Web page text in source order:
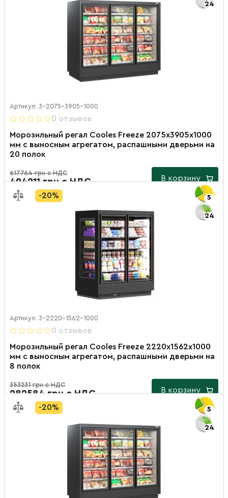
24
Артикул: 3-2075-3905-1000
0 отзывов
Морозильный регал Cooles Freeze 2075х3905х1000
мм с выносным агрегатом, распашными дверьми на
20 полок
617764 грн с НДС
494211 грн с НДС В корзину
5
24
-20%
Артикул: 3-2220-1562-1000
0 отзывов
Морозильный регал Cooles Freeze 2220х1562х1000
мм с выносным агрегатом, распашными дверьми на
8 полок
353231 грн с НДС
282584 грн с НДС В корзину
5
24
-20%